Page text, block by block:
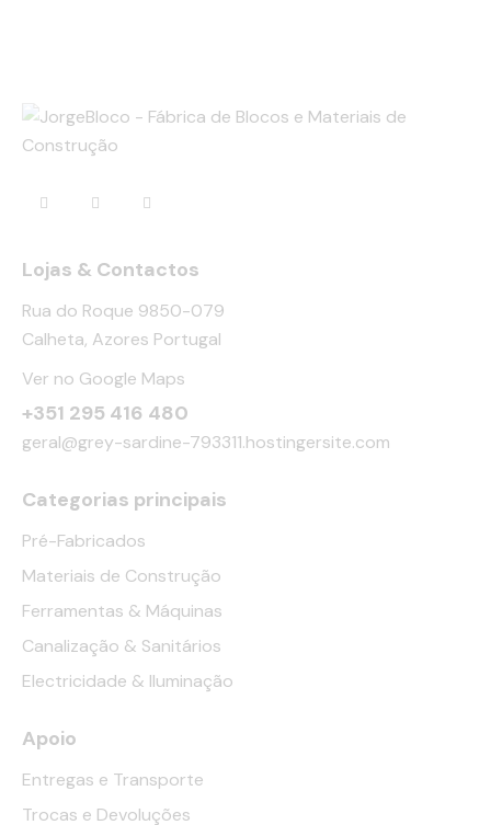
Lojas & Contactos
Rua do Roque 9850-079
Calheta, Azores Portugal
Ver no Google Maps
+351 295 416 480
geral@grey-sardine-793311.hostingersite.com
Categorias principais
Pré-Fabricados
Materiais de Construção
Ferramentas & Máquinas
Canalização & Sanitários
Electricidade & Iluminação
Apoio
Entregas e Transporte
Trocas e Devoluções